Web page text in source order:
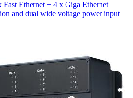
Ethernet + 4 x Giga Ethernet
and dual wide voltage power input